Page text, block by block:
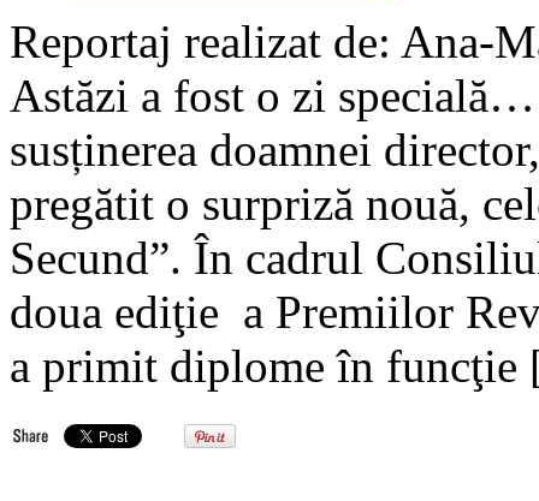
Reportaj realizat de: Ana-
Astăzi a fost o zi
susținerea doamnei
pregătit o surpriză nouă,
Secund”. În cadrul
doua ediţie a Premiilor
a primit diplome în